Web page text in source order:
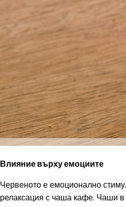
Влияние върху емоциите
Червеното е емоционално
релаксация с чаша кафе. Чаши в